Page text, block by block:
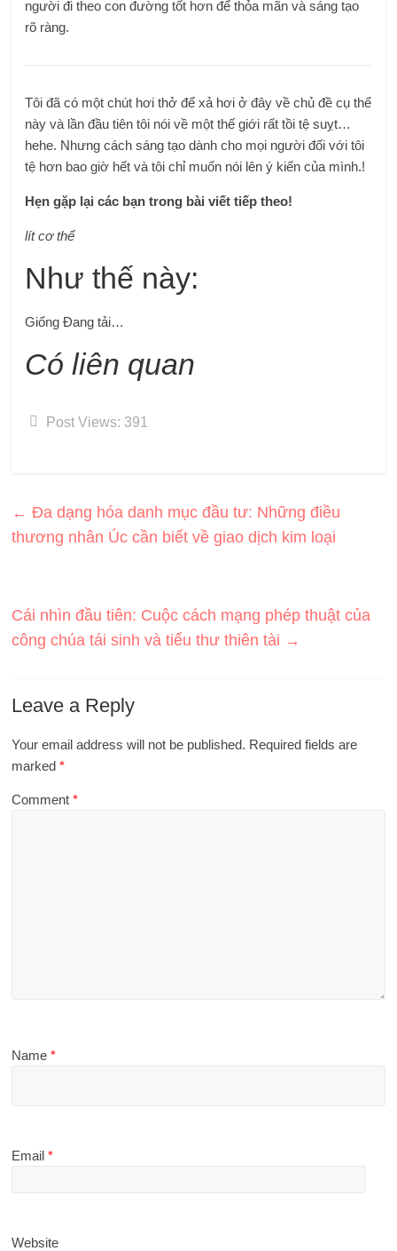
người đi theo con đường tốt hơn để thỏa mãn và sáng tạo
rõ ràng.
Tôi đã có một chút hơi thở để xả hơi ở đây về chủ đề cụ thể
này và lần đầu tiên tôi nói về một thế giới rất tồi tệ suỵt…
hehe. Nhưng cách sáng tạo dành cho mọi người đối với tôi
tệ hơn bao giờ hết và tôi chỉ muốn nói lên ý kiến ​​của mình.!
Hẹn gặp lại các bạn trong bài viết tiếp theo!
lít cơ thể
Như thế này:
Giống Đang tải…
Có liên quan
Post Views: 391
← Đa dạng hóa danh mục đầu tư: Những điều
thương nhân Úc cần biết về giao dịch kim loại
Cái nhìn đầu tiên: Cuộc cách mạng phép thuật của
công chúa tái sinh và tiểu thư thiên tài →
Leave a Reply
Your email address will not be published. Required fields are
marked*
Comment*
Name*
Email*
Website